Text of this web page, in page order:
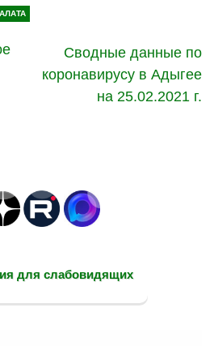
Сводные данные по
коронавирусу в Адыгее
на 25.02.2021 г.
для слабовидящих